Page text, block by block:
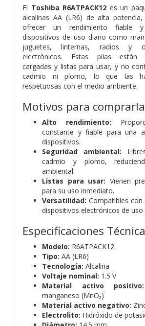
El Toshiba R6ATPACK12 es un
alcalinas AA (LR6) de alta potencia,
ofrecer un rendimiento fiable
dispositivos de uso diario como
juguetes, linternas, radios y
electrónicos. Estas pilas están
cargadas y listas para usar, y no
cadmio ni plomo, lo que las
respetuosas con el medio ambiente.
Motivos para
Alto rendimiento:
constante y fiable para una
dispositivos.
Seguridad ambiental:
cadmio y plomo,
ambiental.
Listas para usar: Vienen
para su uso inmediato.
Versatilidad: Compatibles
dispositivos electrónicos de uso
Especificaciones
Modelo: R6ATPACK12
Tipo: AA (LR6)
Tecnología: Alcalina
Voltaje nominal: 1.5 V
Material activo positivo:
manganeso (MnO₂)
Material activo negativo:
Electrolito: Hidróxido de